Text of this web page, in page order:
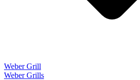
Weber Grill
Weber Grills